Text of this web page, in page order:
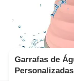
Garrafas de